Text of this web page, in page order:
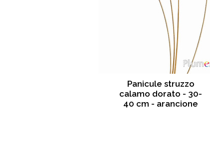
Panicule struzzo
calamo dorato - 30-
40 cm - arancione